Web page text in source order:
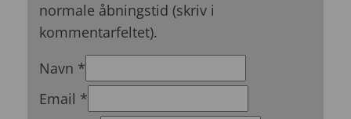
normale åbningstid (skriv i
kommentarfeltet).
Navn *
Email *